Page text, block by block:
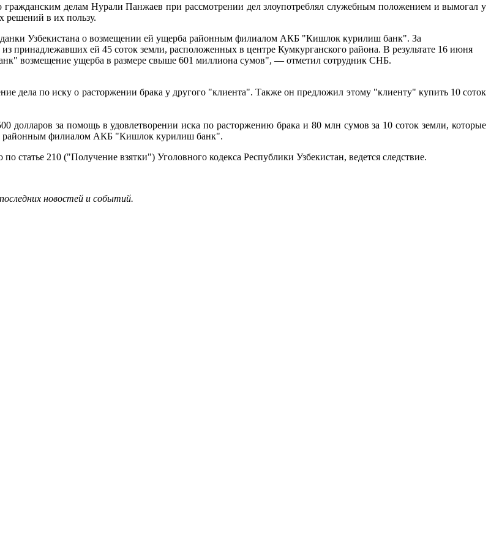
делам Нурали Панжаев при рассмотрении дел злоупотреблял служебным положением и вымогал у
решений в их пользу.
Узбекистана о возмещении ей ущерба районным филиалом АКБ "Кишлок курилиш банк". За
принадлежавших ей 45 соток земли, расположенных в центре Кумкурганского района. В результате 16 июня
возмещение ущерба в размере свыше 601 миллиона сумов", — отметил сотрудник СНБ.
дела по иску о расторжении брака у другого "клиента". Также он предложил этому "клиенту" купить 10 соток
за помощь в удовлетворении иска по расторжению брака и 80 млн сумов за 10 соток земли, которые
районным филиалом АКБ "Кишлок курилиш банк".
210 ("Получение взятки") Уголовного кодекса Республики Узбекистан, ведется следствие.
новостей и событий.